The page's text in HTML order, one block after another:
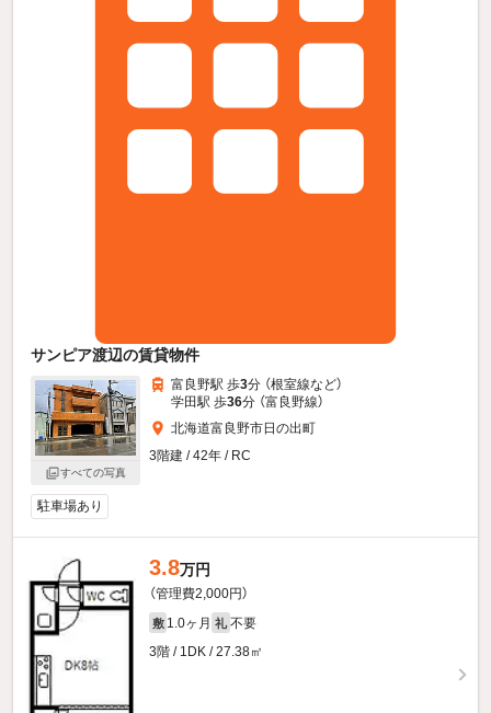
サンピア渡辺の賃貸物件
すべての写真
富良野駅 歩3分 （根室線など）
学田駅 歩36分 （富良野線）
北海道富良野市日の出町
3階建 / 42年 / RC
駐車場あり
3.8万円
（管理費2,000円）
敷 1.0ヶ月 礼 不要
3階 / 1DK / 27.38㎡